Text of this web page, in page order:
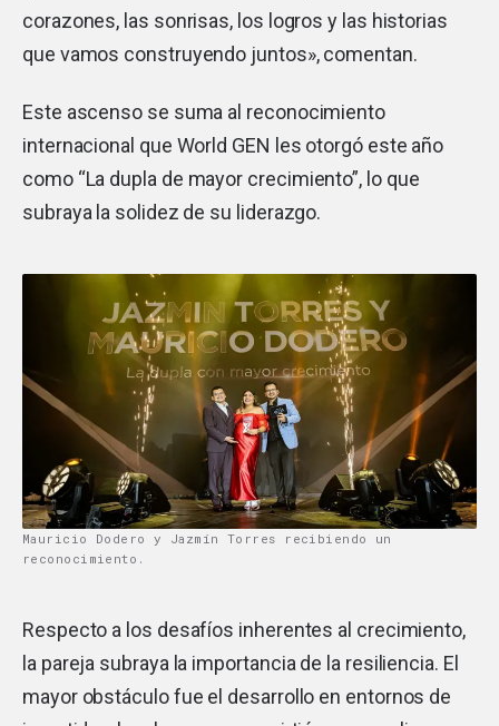
corazones, las sonrisas, los logros y las historias
que vamos construyendo juntos», comentan.
Este ascenso se suma al reconocimiento
internacional que World GEN les otorgó este año
como “La dupla de mayor crecimiento”, lo que
subraya la solidez de su liderazgo.
Mauricio Dodero y Jazmín Torres recibiendo un
reconocimiento.
Respecto a los desafíos inherentes al crecimiento,
la pareja subraya la importancia de la resiliencia. El
mayor obstáculo fue el desarrollo en entornos de